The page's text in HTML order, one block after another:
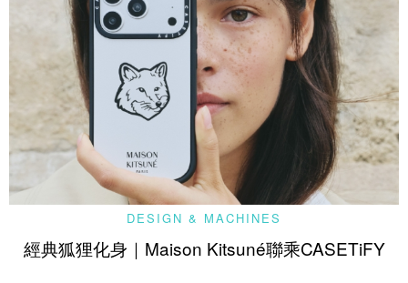
DESIGN & MACHINES
經典狐狸化身｜Maison Kitsuné聯乘CASETiFY